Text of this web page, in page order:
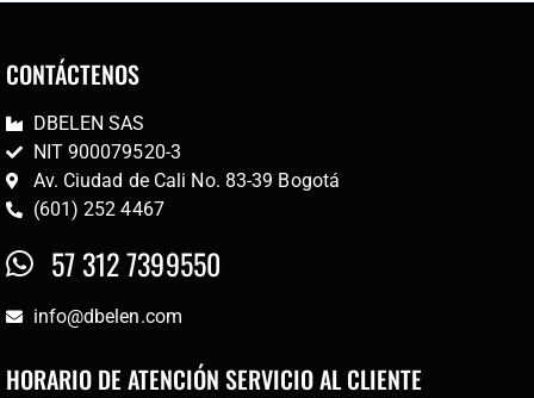
CONTÁCTENOS
DBELEN SAS
NIT 900079520-3
Av. Ciudad de Cali No. 83-39 Bogotá
(601) 252 4467
57 312 7399550
info@dbelen.com
HORARIO DE ATENCIÓN SERVICIO AL CLIENTE